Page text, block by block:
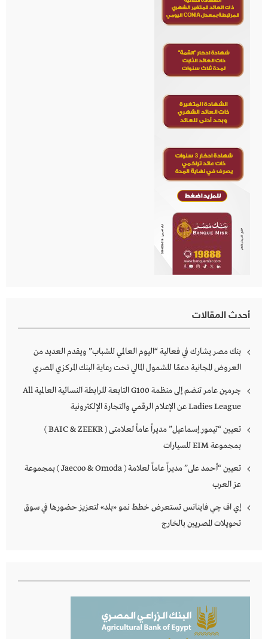
أحدث المقالات
بنك مصر يشارك في فعالية “اليوم العالمي للشباب” ويقدم العديد من
العروض المجانية دعمًا للشمول المالي تحت رعاية البنك المركزي المصري
چرمين عامر تنضم إلى منظمة G100 التابعة للرابطة النسائية العالمية All
Ladies League عن الإعلام الرقمي والتجارة الإلكترونية
تعيين “تيمور إسماعيل” مديراً عاماً لعلامتى ( BAIC & ZEEKR )
بمجموعة EIM للسيارات
تعيين “أحمد على” مديراً عاماً لعلامة ( Jaecoo & Omoda ) بمجموعة
عز العرب
إي اف چي فاينانس تستعرض خطط نمو «بلد» لتعزيز حضورها في سوق
تحويلات المصريين بالخارج